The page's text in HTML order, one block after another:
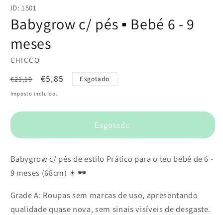
multimédia
em
modal
ID: 1501
Babygrow c/ pés ▪️ Bebé 6 - 9
meses
CHICCO
Preço
normal
€21,19
Preço
de
€5,85 Esgotado
Imposto incluído.
Esgotado
Babygrow c/ pés de estilo Prático para o teu bebé de 6 -
9 meses (68cm) 👦🕶️
Grade A: Roupas sem marcas de uso, apresentando
qualidade quase nova, sem sinais visíveis de desgaste.